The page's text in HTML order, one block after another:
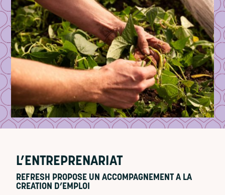
L’ENTREPRENARIAT
REFRESH PROPOSE UN ACCOMPAGNEMENT A LA
CREATION D’EMPLOI